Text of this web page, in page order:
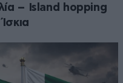
– Island hopping